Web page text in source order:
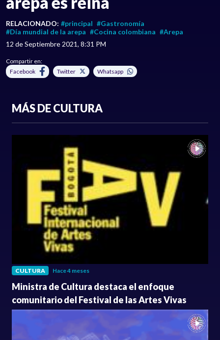
RELACIONADO: #principal #Gastronomía
#Día mundial de la arepa #Cocina colombiana #Arepa
12 de Septiembre 2021, 8:31 PM
Compartir en:
Facebook
Twitter Whatsapp
MÁS DE CULTURA
CULTURA Hace 4 meses
Ministra de Cultura destaca el enfoque
comunitario del Festival de las Artes Vivas